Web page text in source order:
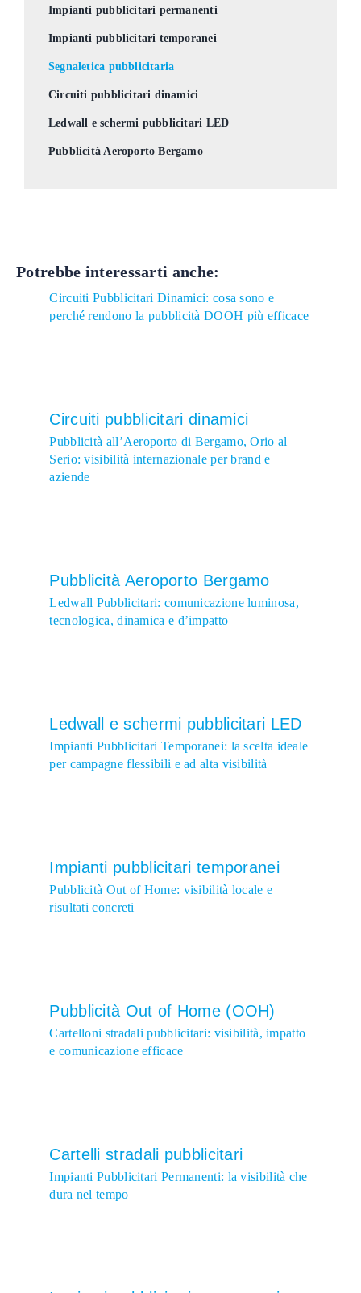
Impianti pubblicitari permanenti
Impianti pubblicitari temporanei
Segnaletica pubblicitaria
Circuiti pubblicitari dinamici
Ledwall e schermi pubblicitari LED
Pubblicità Aeroporto Bergamo
Potrebbe interessarti anche:
Circuiti Pubblicitari Dinamici: cosa sono e
perché rendono la pubblicità DOOH più efficace
Circuiti pubblicitari dinamici
Pubblicità all’Aeroporto di Bergamo, Orio al
Serio: visibilità internazionale per brand e
aziende
Pubblicità Aeroporto Bergamo
Ledwall Pubblicitari: comunicazione luminosa,
tecnologica, dinamica e d’impatto
Ledwall e schermi pubblicitari LED
Impianti Pubblicitari Temporanei: la scelta ideale
per campagne flessibili e ad alta visibilità
Impianti pubblicitari temporanei
Pubblicità Out of Home: visibilità locale e
risultati concreti
Pubblicità Out of Home (OOH)
Cartelloni stradali pubblicitari: visibilità, impatto
e comunicazione efficace
Cartelli stradali pubblicitari
Impianti Pubblicitari Permanenti: la visibilità che
dura nel tempo